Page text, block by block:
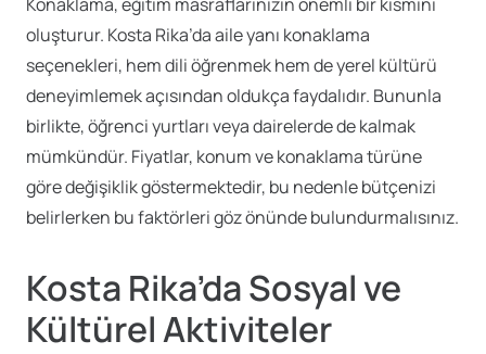
oluşturur. Kosta Rika’da aile yanı konaklama
seçenekleri, hem dili öğrenmek hem de yerel kültürü
deneyimlemek açısından oldukça faydalıdır. Bununla
birlikte, öğrenci yurtları veya dairelerde de kalmak
mümkündür. Fiyatlar, konum ve konaklama türüne
göre değişiklik göstermektedir, bu nedenle bütçenizi
belirlerken bu faktörleri göz önünde bulundurmalısınız.
Kosta Rika’da Sosyal ve
Kültürel Aktiviteler